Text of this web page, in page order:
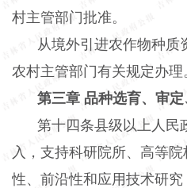
村主管部门批准。
从境外引进农作物种质
农村主管部门有关规定办理
第三章 品种选育、审
第十四条县级以上人民
入，支持科研院所、高等
性、前沿性和应用技术研